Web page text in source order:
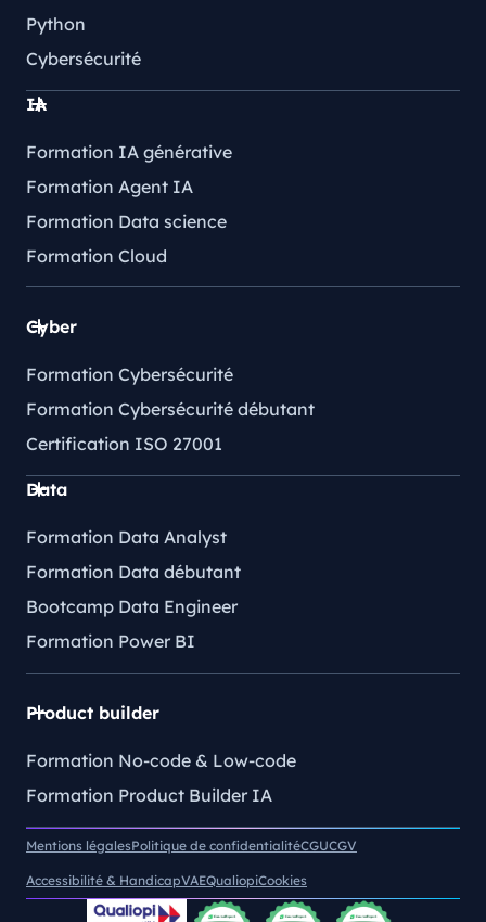
Python
Cybersécurité
IA
Formation IA générative
Formation Agent IA
Formation Data science
Formation Cloud
Cyber
Formation Cybersécurité
Formation Cybersécurité débutant
Certification ISO 27001
Data
Formation Data Analyst
Formation Data débutant
Bootcamp Data Engineer
Formation Power BI
Product builder
Formation No-code & Low-code
Formation Product Builder IA
Mentions légalesPolitique de confidentialitéCGUCGV
Accessibilité & HandicapVAEQualiopiCookies